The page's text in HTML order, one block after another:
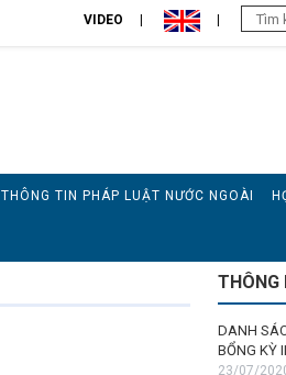
VIDEO
THÔNG TIN PHÁP LUẬT NƯỚC NGOÀI
THÔNG
DANH
BỔNG KỲ
23/07/